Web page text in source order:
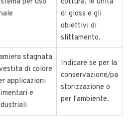
di gloss e gli
obiettivi di
slittamento.
stagnata
di colore
applicazioni
e
Indicare se per la
conservazione/pa
storizzazione o
per l'ambiente.